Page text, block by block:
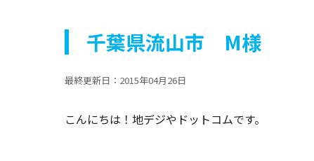
千葉県流山市 M様
最終更新日： 2015年04月26日
こんにちは！地デジやドットコムです。